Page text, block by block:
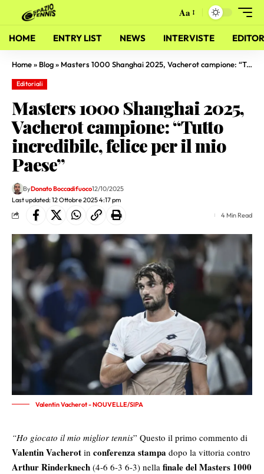
Aa
HOME ENTRY LIST NEWS INTERVISTE
Home» Blog» Masters 1000 Shanghai 2025, Vacherot campione: “Tutto incredibile, felice per il mio Paese”
Editoriali
Masters 1000 Shanghai 2025,
Vacherot campione: “Tutto
incredibile, felice per il mio
Paese”
Last updated: 12 Ottobre 2025 4:17 pm
ByDonato Boccadifuoco12/10/2025
4 Min Read
Valentin Vacherot - NOUVELLE/SIPA
“Ho giocato il mio miglior tennis” Questo il primo commento di
Valentin Vacherot in conferenza stampa dopo la vittoria contro
Arthur Rinderknech (4-6 6-3 6-3) nella finale del Masters 1000